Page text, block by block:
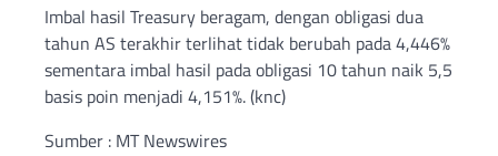
Imbal hasil Treasury beragam, dengan obligasi dua
tahun AS terakhir terlihat tidak berubah pada 4,446%
sementara imbal hasil pada obligasi 10 tahun naik 5,5
basis poin menjadi 4,151%. (knc)
Sumber : MT Newswires